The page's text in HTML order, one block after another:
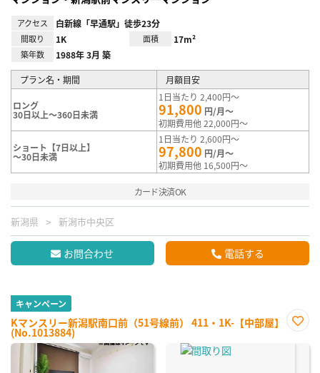
アクセス 白新線「早通駅」徒歩23分
間取り 1K 面積 17m²
築年数 1988年 3月 築
プラン名・期間 月額目安
ロング
30日以上～360日未満
1日当たり 2,400円～
91,800 円/月～
初期費用他 22,000円～
ショート【7日以上】
～30日未満
1日当たり 2,600円～
97,800 円/月～
初期費用他 16,500円～
カード決済OK
新潟県 新潟市中央区
お問合わせ 電話する
キャンペーン
Kマンスリー新潟駅南口前（51号線前） 411・1K-【中部屋】
(No.1013884)
に入